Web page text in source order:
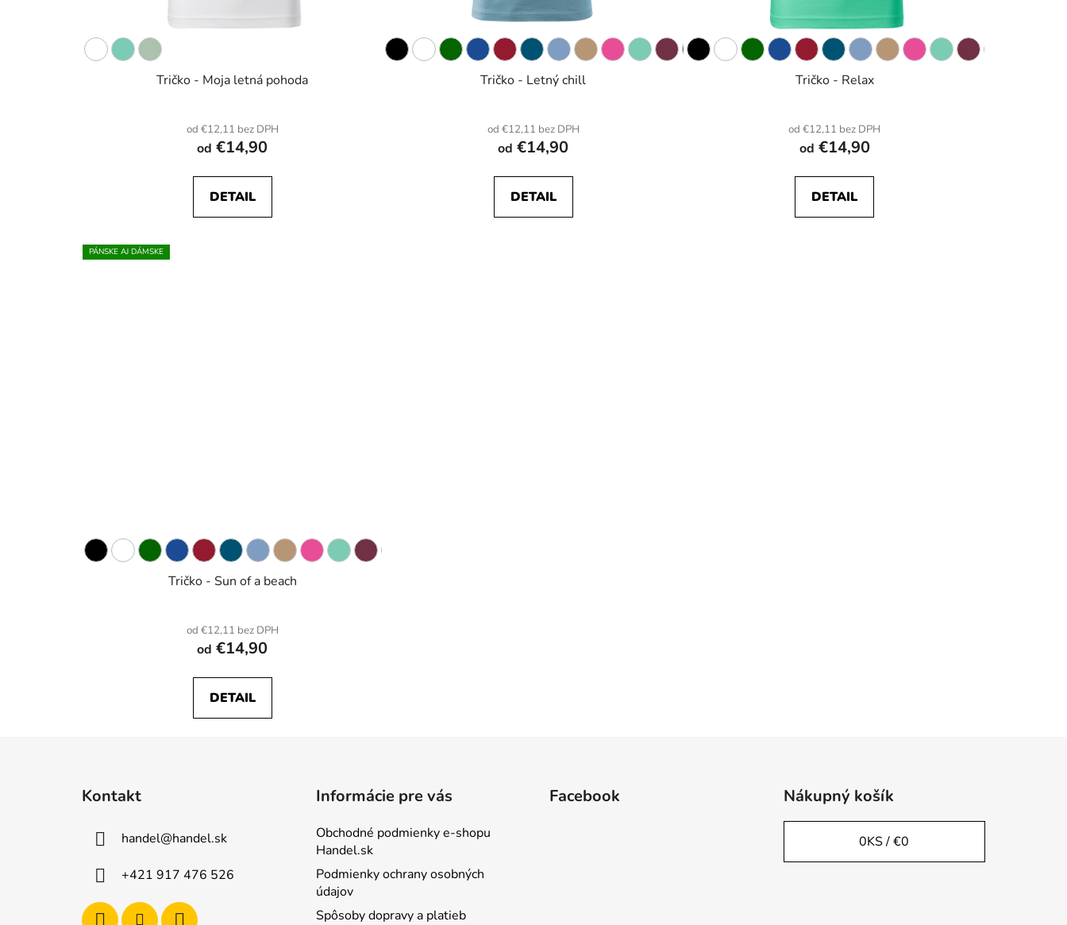
Tričko - Moja letná pohoda
od €12,11 bez DPH
od €14,90
DETAIL
Tričko - Letný chill
od €12,11 bez DPH
od €14,90
DETAIL
Tričko - Relax
od €12,11 bez DPH
od €14,90
DETAIL
PÁNSKE AJ DÁMSKE
Tričko - Sun of a beach
od €12,11 bez DPH
od €14,90
DETAIL
Kontakt
handel@handel.sk
+421 917 476 526
Informácie pre vás
Obchodné podmienky e-shopu
Handel.sk
Podmienky ochrany osobných
údajov
Spôsoby dopravy a platieb
Facebook Nákupný košík
0KS /€0